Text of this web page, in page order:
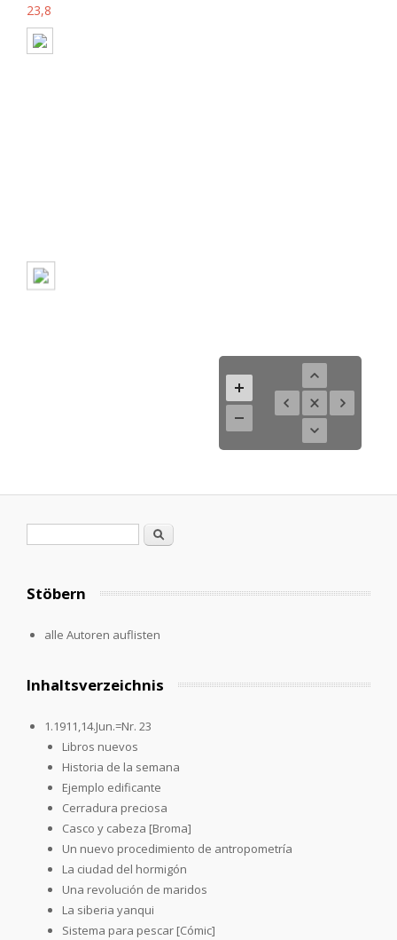
23,8
Search
Stöbern
alle Autoren auflisten
Inhaltsverzeichnis
1.1911,14.Jun.=Nr. 23
Libros nuevos
Historia de la semana
Ejemplo edificante
Cerradura preciosa
Casco y cabeza [Broma]
Un nuevo procedimiento de antropometría
La ciudad del hormigón
Una revolución de maridos
La siberia yanqui
Sistema para pescar [Cómic]